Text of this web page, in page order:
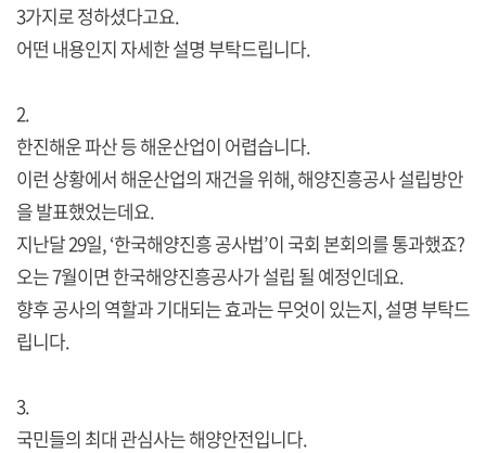
3가지로 정하셨다고요.
어떤 내용인지 자세한 설명 부탁드립니다.
2.
한진해운 파산 등 해운산업이 어렵습니다.
이런 상황에서 해운산업의 재건을 위해, 해양진흥공사 설립방안
을 발표했었는데요.
지난달 29일, ‘한국해양진흥 공사법’이 국회 본회의를 통과했죠?
오는 7월이면 한국해양진흥공사가 설립 될 예정인데요.
향후 공사의 역할과 기대되는 효과는 무엇이 있는지, 설명 부탁드
립니다.
3.
국민들의 최대 관심사는 해양안전입니다.